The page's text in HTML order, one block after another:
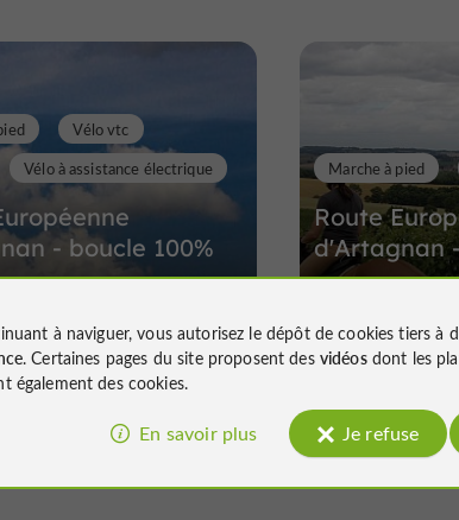
- boucle 100%
Vélo vtc
Vélo à assistance électrique
Route
d'Artagnan
Marche à pied
132 m -
à naviguer, vous autorisez le dépôt de cookies tiers à
. Certaines pages du site proposent des vidéosdont les
également des cookies.
En savoir plus Je refuse